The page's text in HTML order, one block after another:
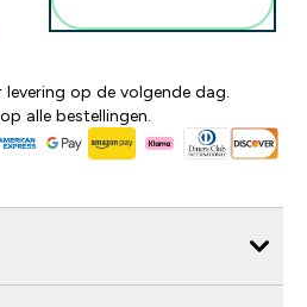
op de volgende dag.
alle bestellingen.